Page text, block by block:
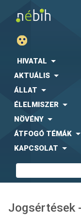
HIVATAL
AKTUÁLIS
ÁLLAT
ÉLELMISZER
NÖVÉNY
ÁTFOGÓ TÉMÁK
KAPCSOLAT
Jogsértések